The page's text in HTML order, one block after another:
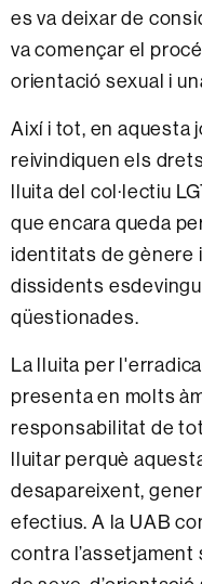
es va deixar de
va començar el
orientació sexual i
Així i tot, en aquesta
reivindiquen els
lluita del col·lectiu
que encara queda
identitats de gènere
dissidents
qüestionades.
La lluita per
presenta en molts
responsabilitat de
lluitar perquè
desapareixent,
efectius. A la UAB
contra l’assetjament